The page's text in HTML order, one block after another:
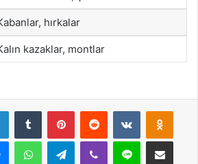
hırkalar
kazaklar, montlar
LinkedInTumblr PinterestReddit VKontakte
MessengerWhatsAppTelegramViber Line E-Posta ile